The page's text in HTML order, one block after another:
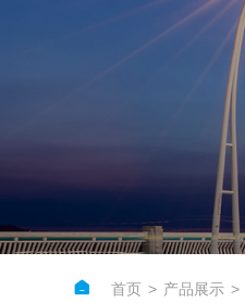
 首页 > 产品展示 >